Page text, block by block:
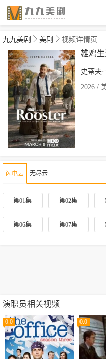
九九美剧 美剧 视频详情页
雄鸡
史蒂夫
2026 /
闪电云 无尽云
第01集 第02集
第06集 第07集
演职员相关视频
0.0 0.0